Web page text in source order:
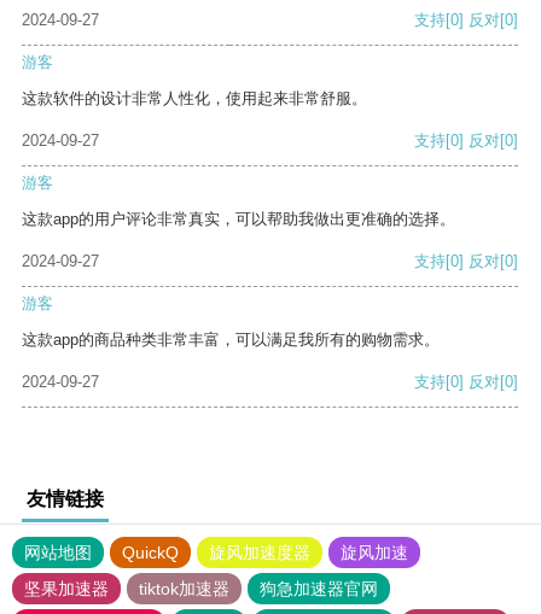
2024-09-27 支持[0] 反对[0]
游客
这款软件的设计非常人性化，使用起来非常舒服。
2024-09-27 支持[0] 反对[0]
游客
这款app的用户评论非常真实，可以帮助我做出更准确的选择。
2024-09-27 支持[0] 反对[0]
游客
这款app的商品种类非常丰富，可以满足我所有的购物需求。
2024-09-27 支持[0] 反对[0]
友情链接
网站地图 QuickQ 旋风加速度器
旋风加速
坚果加速器
tiktok加速器
狗急加速器官网